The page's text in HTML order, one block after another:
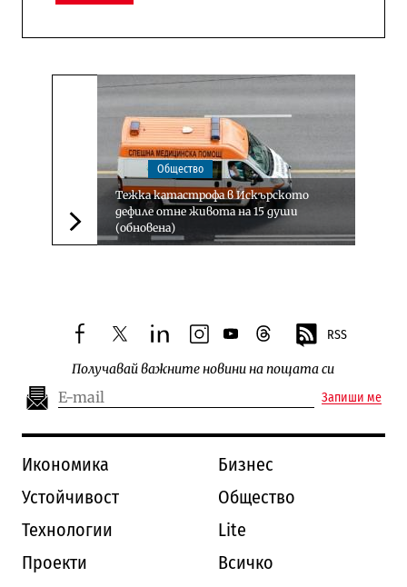
Следваща новина
Общество
Тежка катастрофа в Искърското
дефиле отне живота на 15 души
(обновена)
facebooktwitterlinkedininstagram
youtubethreads RSS
Получавай важните новини на пощата си
Запиши ме
Икономика
Бизнес
Устойчивост
Общество
Технологии
Lite
Проекти
Всичко